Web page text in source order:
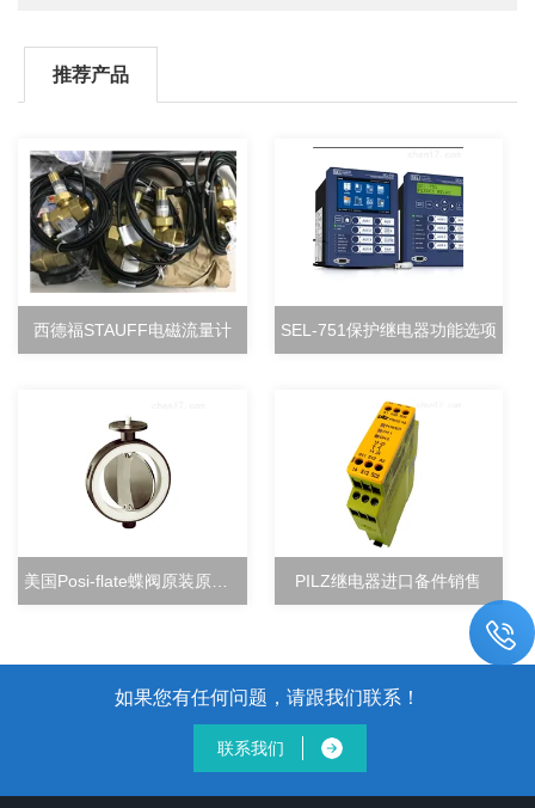
推荐产品
西德福STAUFF电磁流量计 SEL-751保护继电器功能选项
PILZ继电器进口备件销售
如果您有任何问题，请跟我们联系！
联系我们